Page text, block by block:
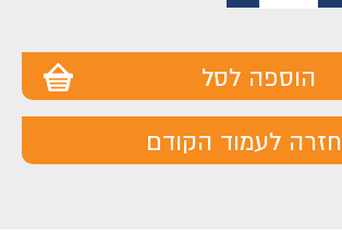
הוספה לסל
חזרה לעמוד הקודם